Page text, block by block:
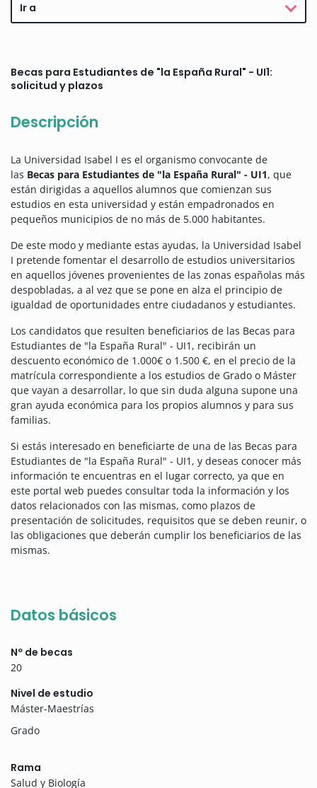
Ir a
Becas para Estudiantes de "la España Rural" - UI1:
solicitud y plazos
Descripción
La Universidad Isabel I es el organismo convocante de
las Becas para Estudiantes de "la España Rural" - UI1, que
están dirigidas a aquellos alumnos que comienzan sus
estudios en esta universidad y están empadronados en
pequeños municipios de no más de 5.000 habitantes.
De este modo y mediante estas ayudas, la Universidad Isabel
I pretende fomentar el desarrollo de estudios universitarios
en aquellos jóvenes provenientes de las zonas españolas más
despobladas, a al vez que se pone en alza el principio de
igualdad de oportunidades entre ciudadanos y estudiantes.
Los candidatos que resulten beneficiarios de las Becas para
Estudiantes de "la España Rural" - UI1, recibirán un
descuento económico de 1.000€ o 1.500 €, en el precio de la
matrícula correspondiente a los estudios de Grado o Máster
que vayan a desarrollar, lo que sin duda alguna supone una
gran ayuda económica para los propios alumnos y para sus
familias.
Si estás interesado en beneficiarte de una de las Becas para
Estudiantes de "la España Rural" - UI1, y deseas conocer más
información te encuentras en el lugar correcto, ya que en
este portal web puedes consultar toda la información y los
datos relacionados con las mismas, como plazos de
presentación de solicitudes, requisitos que se deben reunir, o
las obligaciones que deberán cumplir los beneficiarios de las
mismas.
Datos básicos
Nº de becas
20
Nivel de estudio
Máster-Maestrías
Grado
Rama
Salud y Biología